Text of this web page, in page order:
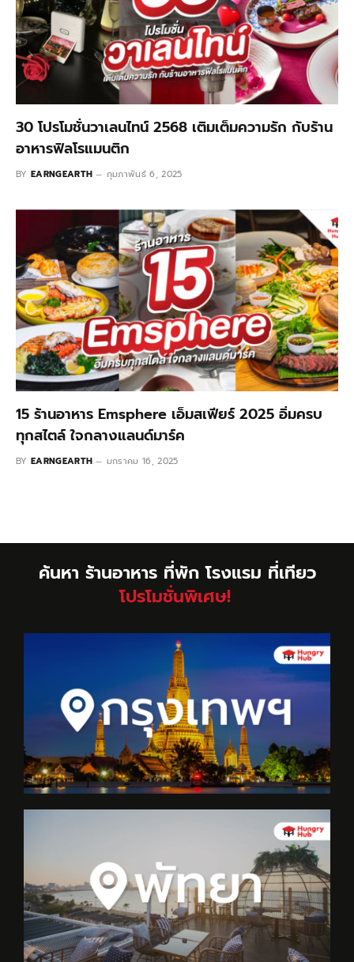
30 โปรโมชั่นวาเลนไทน์ 2568 เติมเต็มความรัก กับร้าน
อาหารฟิลโรแมนติก
BY EARNGEARTH กุมภาพันธ์ 6, 2025
15 ร้านอาหาร Emsphere เอ็มสเฟียร์ 2025 อิ่มครบ
ทุกสไตล์ ใจกลางแลนด์มาร์ค
BY EARNGEARTH มกราคม 16, 2025
ค้นหา ร้านอาหาร ที่พัก โรงแรม ที่เทียวมีให